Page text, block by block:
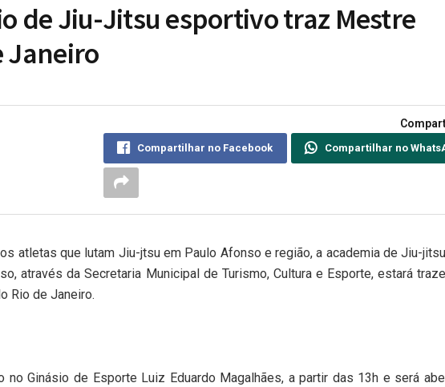
de Jiu-Jitsu esportivo traz Mestre
Janeiro
Compartilhar no Facebook Compartilhar no
atletas que lutam Jiu-jtsu em Paulo Afonso e região, a academia de Jiu-
através da Secretaria Municipal de Turismo, Cultura e Esporte, estará
Rio de Janeiro.
Ginásio de Esporte Luiz Eduardo Magalhães, a partir das 13h e será